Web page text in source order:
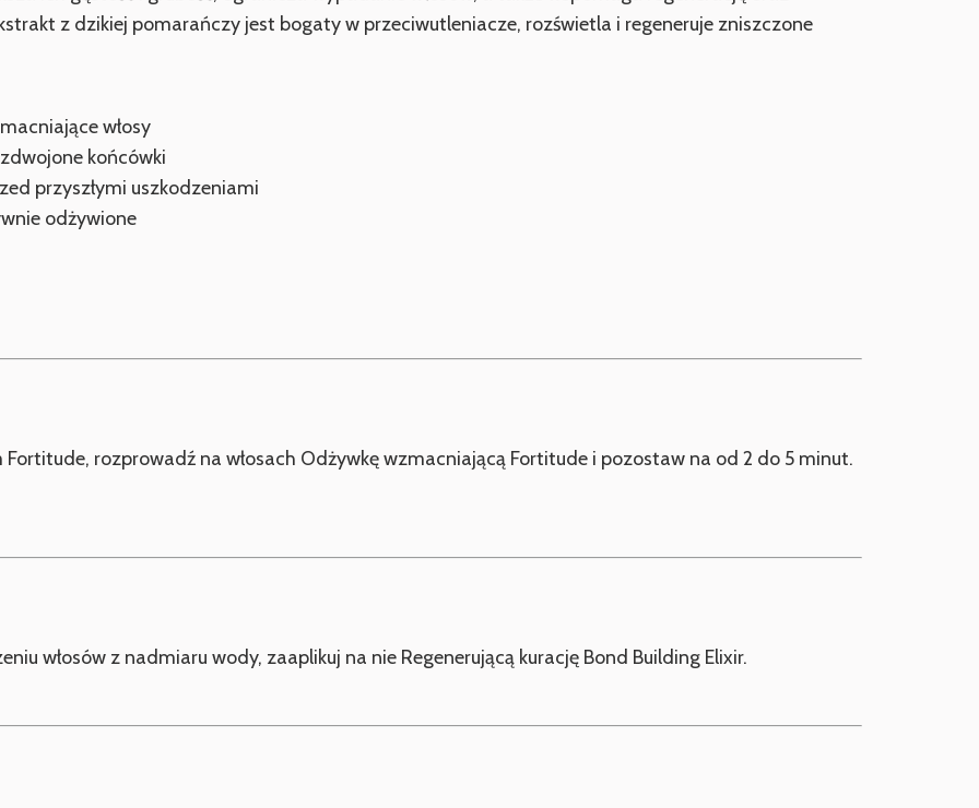
z dzikiej pomarańczy jest bogaty w przeciwutleniacze, rozświetla i regeneruje zniszczone
włosy
końcówki
przyszłymi uszkodzeniami
odżywione
rozprowadź na włosach Odżywkę wzmacniającą Fortitude i pozostaw na od 2 do 5 minut.
włosów z nadmiaru wody, zaaplikuj na nie Regenerującą kurację Bond Building Elixir.